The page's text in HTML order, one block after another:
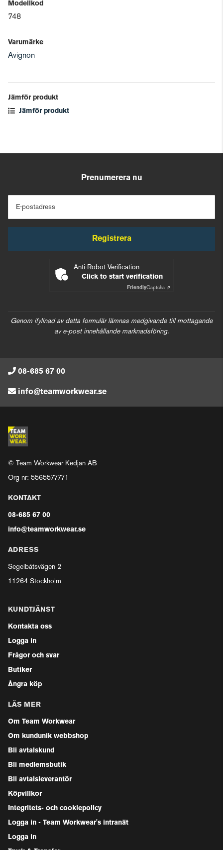
Modellkod
748
Varumärke
Avignon
Jämför produkt
Jämför produkt
Prenumerera nu
E-postadress
Registrera
Anti-Robot Verification
Click to start verification
FriendlyCaptcha ⇗
Genom ifyllnad av detta formulär lämnas medgivande till mottagande
av e-post innehållande marknadsföring.
08-685 67 00
info@teamworkwear.se
© Team Workwear Kedjan AB
Org nr: 5565577771
KONTAKT
08-685 67 00
info@teamworkwear.se
ADRESS
Segelbåtsvägen 2
11264 Stockholm
KUNDTJÄNST
Kontakta oss
Logga in
Frågor och svar
Butiker
Ångra köp
LÄS MER
Om Team Workwear
Om kundunik webbshop
Bli avtalskund
Bli medlemsbutik
Bli avtalsleverantör
Köpvillkor
Integritets- och cookiepolicy
Logga in - Team Workwear's intranät
Logga in